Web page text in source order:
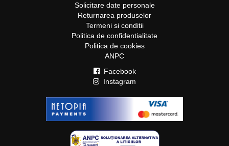
Solicitare date personale
Returnarea produselor
Termeni si conditii
Politica de confidentialitate
Politica de cookies
ANPC
Facebook
Instagram